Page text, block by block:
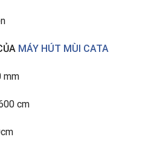
MÁY HÚT MÙI CATA
mm
cm